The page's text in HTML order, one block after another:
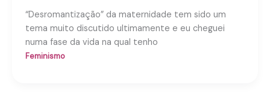
“Desromantização” da maternidade tem sido um
tema muito discutido ultimamente e eu cheguei
numa fase da vida na qual tenho
Feminismo